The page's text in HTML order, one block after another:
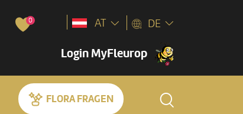
0
Login MyFleurop
AT DE
FLORA FRAGEN